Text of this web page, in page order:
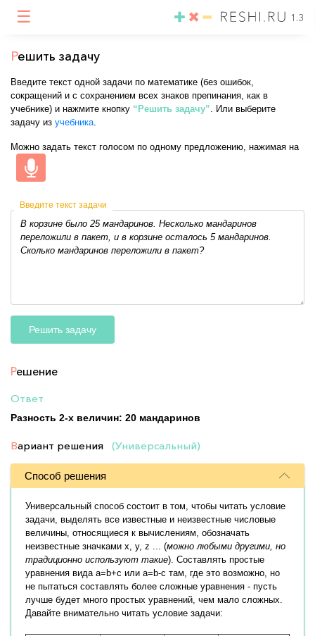
☰ 1.3
Решить задачу
Введите текст одной задачи по математике (без ошибок,
сокращений и с сохранением всех знаков препинания, как в
учебнике) и нажмите кнопку “Решить задачу”. Или выберите
задачу из учебника.
Можно задать текст голосом по одному предложению, нажимая на
Введите текст задачи
Решить задачу
Решение
Ответ
Разность 2-х величин: 20 мандаринов
Вариант решения (Универсальный)
Способ решения
Универсальный способ состоит в том, чтобы читать условие
задачи, выделять все известные и неизвестные числовые
величины, относящиеся к вычислениям, обозначать
неизвестные значками x, y, z ... (можно любыми другими, но
традиционно используют такие). Составлять простые
уравнения вида a=b+c или a=b-c там, где это возможно, но
не пытаться составлять более сложные уравнения - пусть
лучше будет много простых уравнений, чем мало сложных.
Давайте внимательно читать условие задачи: